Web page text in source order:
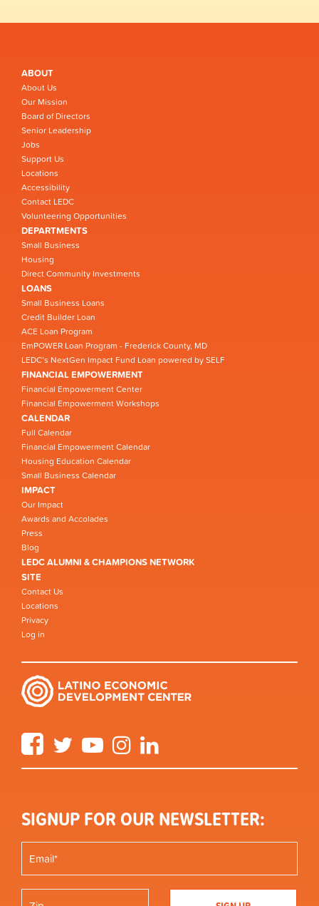
ABOUT
About Us
Our Mission
Board of Directors
Senior Leadership
Jobs
Support Us
Locations
Accessibility
Contact LEDC
Volunteering Opportunities
DEPARTMENTS
Small Business
Housing
Direct Community Investments
LOANS
Small Business Loans
Credit Builder Loan
ACE Loan Program
EmPOWER Loan Program - Frederick County, MD
LEDC’s NextGen Impact Fund Loan powered by SELF
FINANCIAL EMPOWERMENT
Financial Empowerment Center
Financial Empowerment Workshops
CALENDAR
Full Calendar
Financial Empowerment Calendar
Housing Education Calendar
Small Business Calendar
IMPACT
Our Impact
Awards and Accolades
Press
Blog
LEDC ALUMNI & CHAMPIONS NETWORK
SITE
Contact Us
Locations
Privacy
Log in
FacebookTwitter YouTube Instagram
SIGNUP FOR OUR NEWSLETTER: